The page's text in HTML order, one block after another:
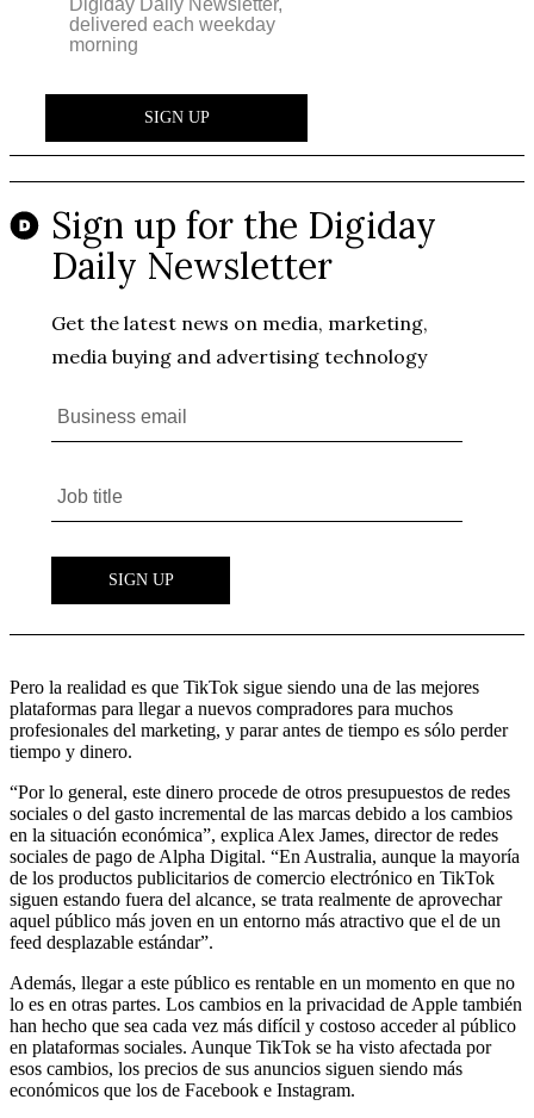
Pero la realidad es que TikTok sigue siendo una de las mejores
plataformas para llegar a nuevos compradores para muchos
profesionales del marketing, y parar antes de tiempo es sólo perder
tiempo y dinero.
“Por lo general, este dinero procede de otros presupuestos de redes
sociales o del gasto incremental de las marcas debido a los cambios
en la situación económica”, explica Alex James, director de redes
sociales de pago de Alpha Digital. “En Australia, aunque la mayoría
de los productos publicitarios de comercio electrónico en TikTok
siguen estando fuera del alcance, se trata realmente de aprovechar
aquel público más joven en un entorno más atractivo que el de un
feed desplazable estándar”.
Además, llegar a este público es rentable en un momento en que no
lo es en otras partes. Los cambios en la privacidad de Apple también
han hecho que sea cada vez más difícil y costoso acceder al público
en plataformas sociales. Aunque TikTok se ha visto afectada por
esos cambios, los precios de sus anuncios siguen siendo más
económicos que los de Facebook e Instagram.